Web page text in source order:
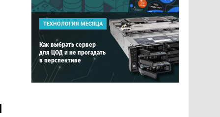
ТЕХНОЛОГИЯ МЕСЯЦА
Как выбрать сервер
для ЦОД и не прогадать
в перспективе